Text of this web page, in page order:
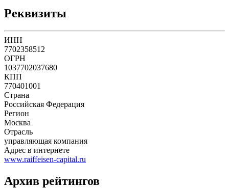
Реквизиты
ИНН
7702358512
ОГРН
1037702037680
КПП
770401001
Страна
Российская Федерация
Регион
Москва
Отрасль
управляющая компания
Адрес в интернете
www.raiffeisen-capital.ru
Архив рейтингов